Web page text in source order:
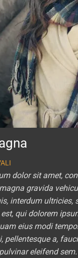
dolor sit amet,
gravida
interdum ultricies,
qui dolorem
eius modi
pellentesque a,
eleifend